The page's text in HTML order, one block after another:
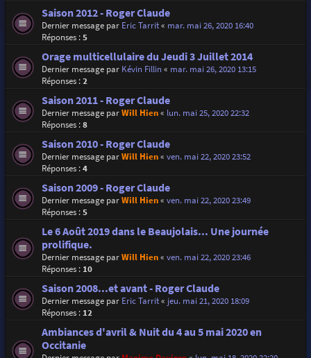
Saison 2012 - Roger Claude
Dernier message par Eric Tarrit« mar. mai 26, 2020 16:40
Réponses :5
Orage multicellulaire du Jeudi 3 Juillet 2014
Dernier message par Kévin Fillin« mar. mai 26, 2020 13:15
Réponses :2
Saison 2011 - Roger Claude
Dernier message parWill Hien« lun. mai 25, 2020 22:32
Réponses :8
Saison 2010 - Roger Claude
Dernier message parWill Hien« ven. mai 22, 2020 23:52
Réponses :4
Saison 2009 - Roger Claude
Dernier message parWill Hien« ven. mai 22, 2020 23:49
Réponses :5
Le 6 Août 2019 dans le Beaujolais... Une journée
prolifique.
Dernier message parWill Hien« ven. mai 22, 2020 23:46
Réponses : 10
Saison 2008...et avant - Roger Claude
Dernier message par Eric Tarrit« jeu. mai 21, 2020 18:09
Réponses : 12
Ambiances d'avril & Nuit du 4 au 5 mai 2020 en
Occitanie